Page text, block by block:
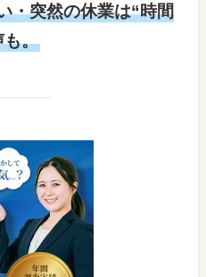
・突然の休業は“時間
も。